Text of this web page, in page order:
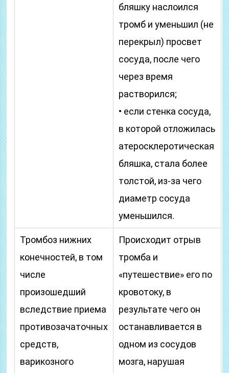
бляшку наслоился
тромб и уменьшил (не
перекрыл) просвет
сосуда, после чего
через время
растворился;
• если стенка сосуда,
в которой отложилась
атеросклеротическая
бляшка, стала более
толстой, из-за чего
диаметр сосуда
уменьшился.
Тромбоз нижних
конечностей, в том
числе
произошедший
вследствие приема
противозачаточных
средств,
варикозного
Происходит отрыв
тромба и
«путешествие» его по
кровотоку, в
результате чего он
останавливается в
одном из сосудов
мозга, нарушая